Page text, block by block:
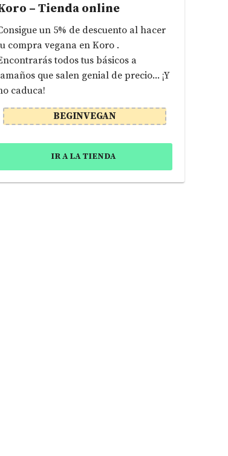
– Tienda online
un 5% de descuento al hacer
compra vegana en Koro .
todos tus básicos a
que salen genial de precio... ¡Y
caduca!
BEGINVEGAN
IR A LA TIENDA